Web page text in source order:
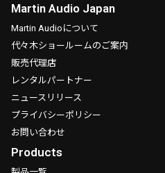
Martin Audio Japan
Martin Audioについて
代々木ショールームのご案内
販売代理店
レンタルパートナー
ニュースリリース
プライバシーポリシー
お問い合わせ
Products